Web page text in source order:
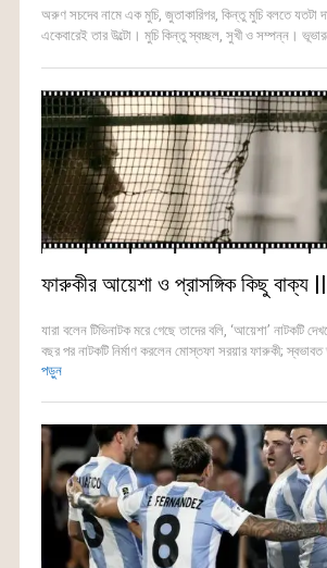
অরুণ সচদেব নামে এক মুচি, জুতাকারিগর, কিন্তু মুচি বলতে যতটা
একেবারেই তার উল্টো। মুচি কিন্তু স্বচ্ছল, সুখী ও সম্পন্ন।
ফারুকীর আয়েশা ও প্রাসঙ্গিক কিছু বাক্য
যারা বলেন টিভিনাটক মরে গেছে তাদের বলি, ‘আয়েশা’ নাটকটি
বছর পর নাটকটি নির্মাণ করলেন মোস্তফা সরয়ার ফারুকী;
পড়ুন